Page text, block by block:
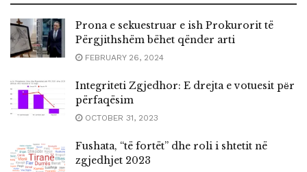
Prona e sekuestruar e ish Prokurorit të
Përgjithshëm bëhet qënder arti
FEBRUARY 26, 2024
Integriteti Zgjedhor: E drejta e votuesit pёr
përfaqësim
OCTOBER 31, 2023
Fushata, “të fortët” dhe roli i shtetit në
zgjedhjet 2023